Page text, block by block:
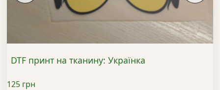
DTF принт на тканину: Українка
125 грн